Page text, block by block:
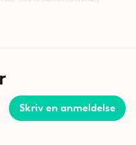
og fugtafvisende.
Skriv en anmeldelse